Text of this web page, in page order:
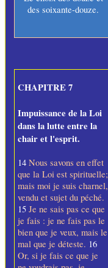
des soixante-douze.
CHAPITRE 7
Impuissance de la Loi
dans la lutte entre la
chair et l'esprit.
14 Nous savons en effet
que la Loi est spirituelle;
mais moi je suis charnel,
vendu et sujet du péché.
15 Je ne sais pas ce que
je fais : je ne fais pas le
bien que je veux, mais le
mal que je déteste. 16
Or, si je fais ce que je